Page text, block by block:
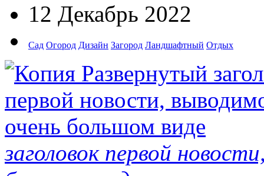
12 Декабрь 2022
Сад Огород Дизайн Загород Ландшафтный Отдых
заголовок первой